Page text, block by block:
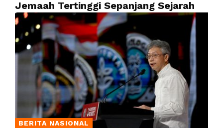
Jemaah Tertinggi Sepanjang Sejarah
BERITA NASIONAL